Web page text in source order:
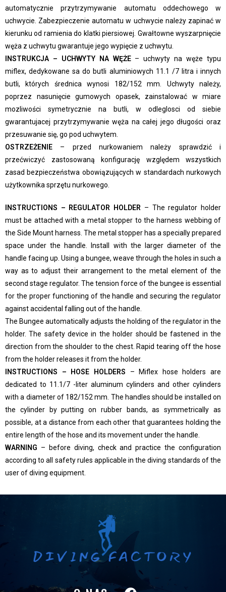
automatycznie przytrzymywanie automatu oddechowego w
uchwycie. Zabezpieczenie automatu w uchwycie należy zapinać w
kierunku od ramienia do klatki piersiowej. Gwałtowne wyszarpnięcie
węża z uchwytu gwarantuje jego wypięcie z uchwytu.
INSTRUKCJA – UCHWYTY NA WĘŻE– uchwyty na węże typu
miflex, dedykowane sa do butli aluminiowych 11.1 /7 litra i innych
butli, których średnica wynosi 182/152 mm. Uchwyty należy,
poprzez nasunięcie gumowych opasek, zainstalować w miare
mozliwości symetrycznie na butli, w odleglosci od siebie
gwarantujacej przytrzymywanie węża na całej jego długości oraz
przesuwanie się, go pod uchwytem.
OSTRZEŻENIE – przed nurkowaniem należy sprawdzić i
przećwiczyć zastosowaną konfigurację względem wszystkich
zasad bezpieczeństwa obowiązujących w standardach nurkowych
użytkownika sprzętu nurkowego.
INSTRUCTIONS – REGULATOR HOLDER – The regulator holder
must be attached with a metal stopper to the harness webbing of
the Side Mount harness. The metal stopper has a specially prepared
space under the handle. Install with the larger diameter of the
handle facing up. Using a bungee, weave through the holes in such a
way as to adjust their arrangement to the metal element of the
second stage regulator. The tension force of the bungee is essential
for the proper functioning of the handle and securing the regulator
against accidental falling out of the handle.
The Bungee automatically adjusts the holding of the regulator in the
holder. The safety device in the holder should be fastened in the
direction from the shoulder to the chest. Rapid tearing off the hose
from the holder releases it from the holder.
INSTRUCTIONS – HOSE HOLDERS – Miflex hose holders are
dedicated to 11.1/7 -liter aluminum cylinders and other cylinders
with a diameter of 182/152 mm. The handles should be installed on
the cylinder by putting on rubber bands, as symmetrically as
possible, at a distance from each other that guarantees holding the
entire length of the hose and its movement under the handle.
WARNING – before diving, check and practice the configuration
according to all safety rules applicable in the diving standards of the
user of diving equipment.